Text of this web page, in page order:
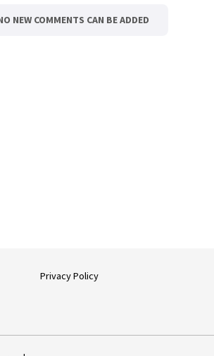
NEW COMMENTS CAN BE ADDED
Privacy Policy